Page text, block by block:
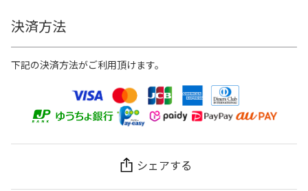
決済方法
下記の決済方法がご利用頂けます。
シェアする